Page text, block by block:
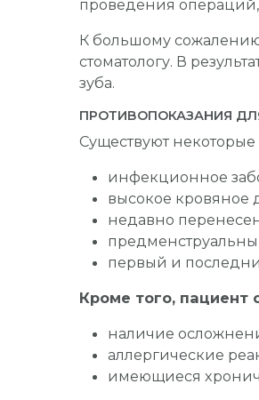
проведения операций,
К большому
стоматологу. В
зуба.
ПРОТИВОПОКАЗАНИЯ
Существуют
инфекционное
высокое кровяное
недавно
первый и
Кроме того, пациент
наличие
аллергические
имеющиеся